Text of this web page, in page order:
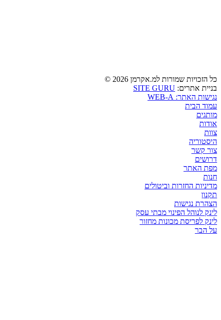
כל הזכויות שמורות למ.אקרמן 2026 ©
בניית אתרים: SITE GURU
נגישות האתר: WEB-A
עמוד הבית
מותגים
אודות
צוות
היסטוריה
צור קשר
דרושים
מפת האתר
חנות
מדיניות החזרות וביטולים
תקנון
הצהרת נגישות
לינק לנוהל הפינוי מבתי עסק
לינק לפריסת מכונות מחזור
על הבר